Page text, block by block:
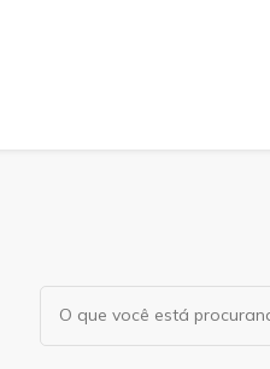
Procurando
algo?